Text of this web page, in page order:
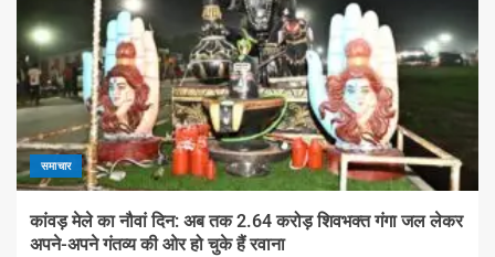
समाचार
कांवड़ मेले का नौवां दिन: अब तक 2.64 करोड़ शिवभक्त गंगा जल लेकर
अपने-अपने गंतव्य की ओर हो चुके हैं रवाना